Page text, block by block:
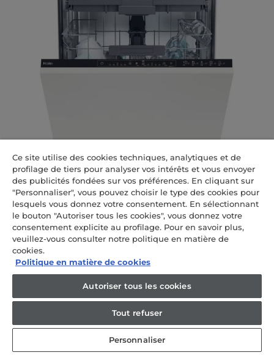
Comparer
XI 4B2E1B-84
Washlens Plus Series 2 Lave-
Ce site utilise des cookies techniques, analytiques et de
profilage de tiers pour analyser vos intérêts et vous envoyer
des publicités fondées sur vos préférences. En cliquant sur
"Personnaliser", vous pouvez choisir le type des cookies pour
lesquels vous donnez votre consentement. En sélectionnant
le bouton "Autoriser tous les cookies", vous donnez votre
consentement explicite au profilage. Pour en savoir plus,
veuillez-vous consulter notre politique en matière de
cookies.
Politique en matière de cookies
Autoriser tous les cookies
Tout refuser
Personnaliser